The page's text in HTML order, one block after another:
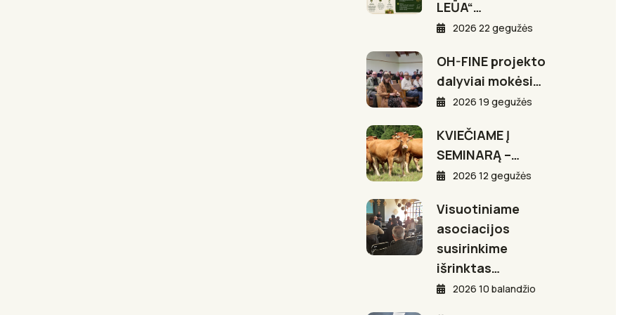
LEŪA“…
2026 22 gegužės
OH-FINE projekto
dalyviai mokėsi…
2026 19 gegužės
KVIEČIAME Į
SEMINARĄ –…
2026 12 gegužės
Visuotiniame
asociacijos
susirinkime
išrinktas…
2026 10 balandžio